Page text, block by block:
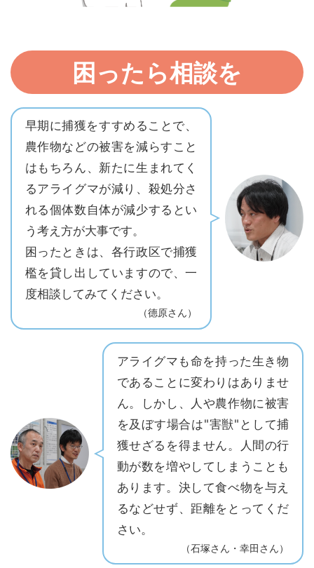
困ったら相談を
早期に捕獲をすすめることで、
農作物などの被害を減らすこと
はもちろん、新たに生まれてく
るアライグマが減り、殺処分さ
れる個体数自体が減少するとい
う考え方が大事です。
困ったときは、各行政区で捕獲
檻を貸し出していますので、一
度相談してみてください。
（德原さん）
アライグマも命を持った生き物
であることに変わりはありませ
ん。しかし、人や農作物に被害
を及ぼす場合は"害獣"として捕
獲せざるを得ません。人間の行
動が数を増やしてしまうことも
あります。決して食べ物を与え
るなどせず、距離をとってくだ
さい。
（石塚さん・幸田さん）